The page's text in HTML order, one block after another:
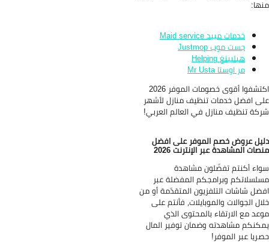
خدمات مييد Maid service
جست موب Justmop
هيلبينغ Helping
مر اوستا Mr Usta
اكتشفوا أقوى خصومات الموفر 2026
افضل خدمات تنظيف منازل لأشهر
تنظيف منازل في العالم العربي!
عروض خصم الموفر على افضل
المشاهدة عبر الإنترنت2026
أكنتم تفضّلون مشاهدة
وبرامجكم المفضلة عبر
شاشات التلفزيون المتقدّمة أو من
الجوالات والموبايلات، فأنتم على
مع الارتقاء بالمحتوى الذي
مشاهدته وضمان توفير المال
عبر الموفر!